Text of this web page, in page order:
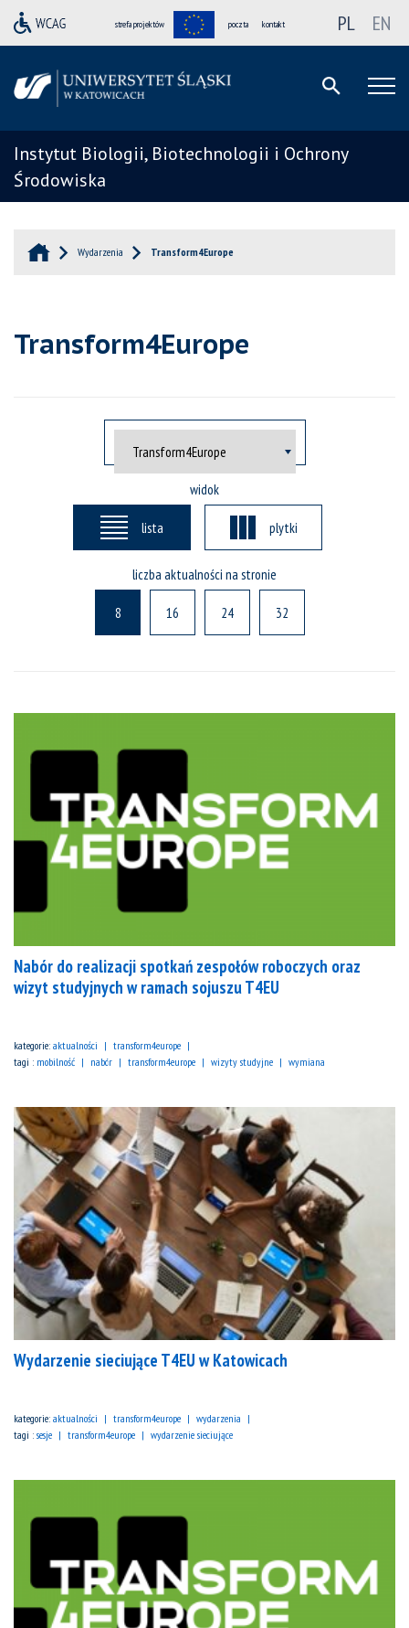
strefa projektów poczta kontakt PL EN
Instytut Biologii, Biotechnologii i Ochrony
Środowiska
Wydarzenia Transform4Europe
Transform4Europe
widok
lista plytki
liczba aktualności na stronie
8 16 24 32
Nabór do realizacji spotkań zespołów roboczych oraz
wizyt studyjnych w ramach sojuszu T4EU
kategorie: aktualności
transform4europe
tagi : mobilność nabór transform4europe wizyty studyjne wymiana
Wydarzenie sieciujące T4EU w Katowicach
kategorie: aktualności transform4europe
wydarzenia
tagi : sesje transform4europe wydarzenie sieciujące